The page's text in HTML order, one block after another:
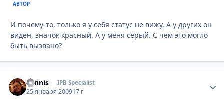
АВТОР
И почему-то, только я у себя статус не вижу. А у других он
виден, значок красный. А у меня серый. С чем это могло
быть вызвано?
Sannis IPB Specialist
25 января 200917 г